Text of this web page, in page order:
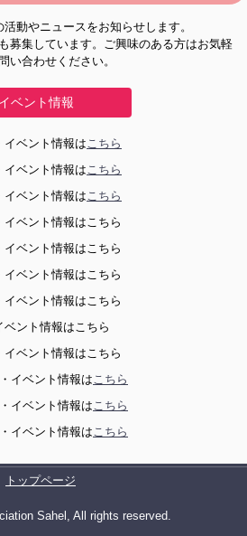
動やニュースをお知らせします。
募集しています。ご興味のある方はお気軽
い合わせください。
ベント情報
イベント情報はこちら
イベント情報はこちら
イベント情報はこちら
ベント情報はこちら
ベント情報はこちら
ベント情報はこちら
ベント情報はこちら
ント情報はこちら
ベント情報はこちら
イベント情報はこちら
イベント情報はこちら
イベント情報はこちら
トップページ
Sahel, All rights reserved.